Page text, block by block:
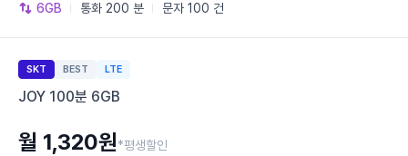
6GB 통화 200 분 문자 100 건
SKT BEST LTE
JOY 100분 6GB
월 1,320원*평생할인